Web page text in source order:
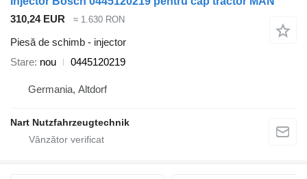
310,24 EUR
≈ 1.630 RON
Piesă de schimb - injector
Stare nou 0445120219
Germania, Altdorf
Nart Nutzfahrzeugtechnik